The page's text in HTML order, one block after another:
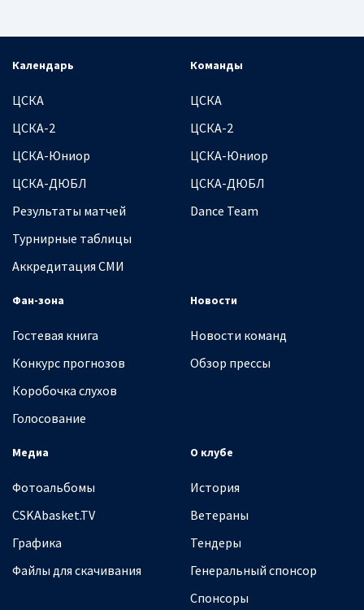
Календарь
ЦСКА
ЦСКА-2
ЦСКА-Юниор
ЦСКА-ДЮБЛ
Результаты матчей
Турнирные таблицы
Аккредитация СМИ
Команды
ЦСКА
ЦСКА-2
ЦСКА-Юниор
ЦСКА-ДЮБЛ
Dance Team
Фан-зона
Гостевая книга
Конкурс прогнозов
Коробочка слухов
Голосование
Новости
Новости команд
Обзор прессы
Медиа
Фотоальбомы
CSKAbasket.TV
Графика
Файлы для скачивания
О клубе
История
Ветераны
Тендеры
Генеральный спонсор
Спонсоры